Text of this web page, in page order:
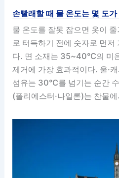
손빨래할 때 물 온도는 몇 도
물 온도를 잘못 잡으면 옷이
로 터득하기 전에 숫자로 먼저
다. 면 소재는 35~40°C의 미
제거에 가장 효과적이다. 울·
섬유는 30°C를 넘기는 순간
(폴리에스터·나일론)는 찬물